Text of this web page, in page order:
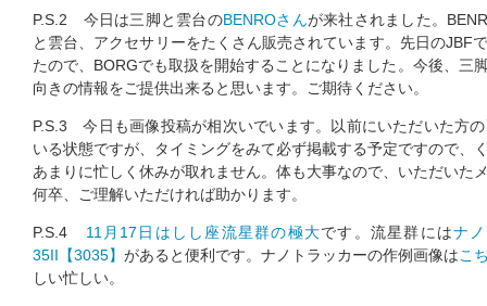
P.S.2 今日は三脚と雲台のBENROさんが来社されました。
と雲台、アクセサリーをたくさん販売されています。先日のJBF
たので、BORGでも取扱を開始することになりました。今後、三
向きの情報をご提供出来ると思います。ご期待ください。
P.S.3 今日も画像投稿が相次いでいます。以前にいただいた方
いる状態ですが、タイミングをみて必ず掲載する予定ですので、
あまりに忙しく休みが取れません。体も大事なので、いただいた
何卒、ご理解いただければ助かります。
P.S.4 11月17日はしし座流星群の極大です。流星群にはナ
35II【3035】 があると便利です。ナノトラッカーの作例画像はこ
しい忙しい。